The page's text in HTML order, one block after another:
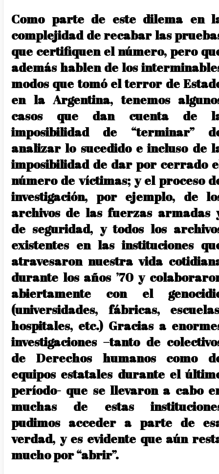
Como parte de este dilema en
complejidad de recabar las
que certifiquen el número, pero
además hablen de los
modos que tomó el terror de
en la Argentina, tenemos
casos que dan cuenta de
imposibilidad de “terminar”
analizar lo sucedido e incluso de
imposibilidad de dar por cerrado
número de víctimas; y el proceso
investigación, por ejemplo, de
archivos de las fuerzas armadas
de seguridad, y todos los
existentes en las instituciones
atravesaron nuestra vida
durante los años ’70 y
abiertamente con el
(universidades, fábricas,
hospitales, etc.) Gracias a
investigaciones –tanto de
de Derechos humanos como
equipos estatales durante el
período- que se llevaron a cabo
muchas de estas
pudimos acceder a parte de
verdad, y es evidente que aún
mucho por “abrir”.